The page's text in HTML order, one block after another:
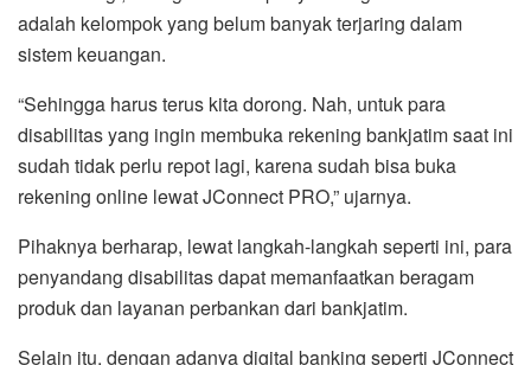
adalah kelompok yang belum banyak terjaring dalam
sistem keuangan.
“Sehingga harus terus kita dorong. Nah, untuk para
disabilitas yang ingin membuka rekening bankjatim saat ini
sudah tidak perlu repot lagi, karena sudah bisa buka
rekening online lewat JConnect PRO,” ujarnya.
Pihaknya berharap, lewat langkah-langkah seperti ini, para
penyandang disabilitas dapat memanfaatkan beragam
produk dan layanan perbankan dari bankjatim.
Selain itu, dengan adanya digital banking seperti JConnect